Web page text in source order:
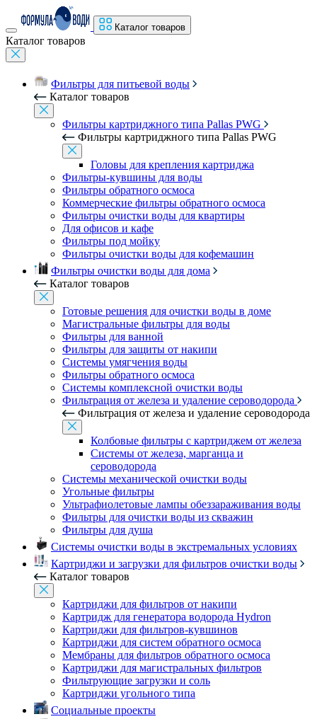
Каталог товаров
Каталог товаров
Фильтры для питьевой воды
Каталог товаров
Фильтры картриджного типа Pallas PWG
Фильтры картриджного типа Pallas PWG
Головы для крепления картриджа
Фильтры-кувшины для воды
Фильтры обратного осмоса
Коммерческие фильтры обратного осмоса
Фильтры очистки воды для квартиры
Для офисов и кафе
Фильтры под мойку
Фильтры очистки воды для кофемашин
Фильтры очистки воды для дома
Каталог товаров
Готовые решения для очистки воды в доме
Магистральные фильтры для воды
Фильтры для ванной
Фильтры для защиты от накипи
Системы умягчения воды
Фильтры обратного осмоса
Системы комплексной очистки воды
Фильтрация от железа и удаление сероводорода
Фильтрация от железа и удаление сероводорода
Колбовые фильтры с картриджем от железа
Системы от железа, марганца и
сероводорода
Системы механической очистки воды
Угольные фильтры
Ультрафиолетовые лампы обеззараживания воды
Фильтры для очистки воды из скважин
Фильтры для душа
Системы очистки воды в экстремальных условиях
Картриджи и загрузки для фильтров очистки воды
Каталог товаров
Картриджи для фильтров от накипи
Картридж для генератора водорода Hydron
Картриджи для фильтров-кувшинов
Картриджи для систем обратного осмоса
Мембраны для фильтров обратного осмоса
Картриджи для магистральных фильтров
Фильтрующие загрузки и соль
Картриджи угольного типа
Социальные проекты